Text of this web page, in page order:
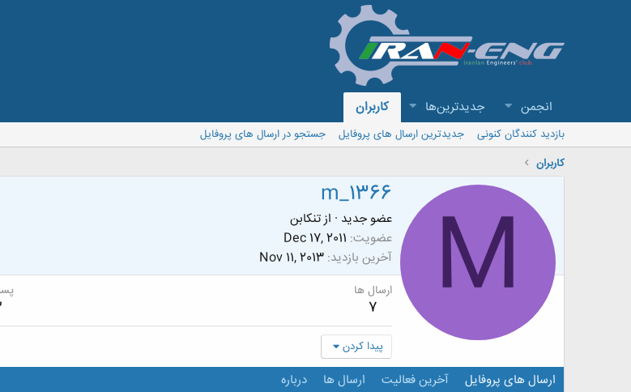
انجمن جدیدترین‌ها کاربران
بازدید کنندگان کنونی جدیدترین ارسال های پروفایل
جستجو در ارسال های پروفایل
کاربران
M
m_1366
عضو جدید · ازتنكابن
عضویت Dec 17, 2011
آخرین بازدید Nov 11, 2013
ارسال ها
7
پیدا کردن
ارسال های پروفایل آخرین فعالیت ارسال ها درباره